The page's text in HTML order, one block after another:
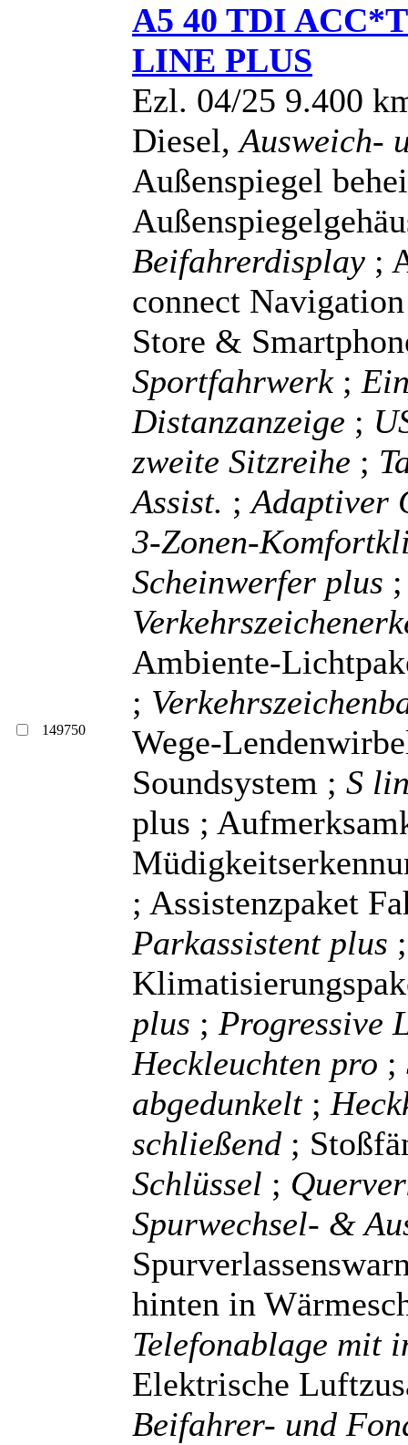
149750
A5 40 TDI
LINE PLUS
Ezl. 04/25 9.400
Diesel,Ausweich-
Außenspiegel
Beifahrerdisplay ;
connect
Store &
Sportfahrwerk ;
Distanzanzeige ;
zweite Sitzreihe ;
Assist. ;Adaptiver
3-Zonen-
Scheinwerfer plus
Ambiente-
;
Wege-
Soundsystem ; S
plus ;
; Assistenzpaket
Parkassistent plus
plus ; Progressive
Heckleuchten pro ;
abgedunkelt ;
schließend ;
Schlüssel ;
Spurwechsel- &
hinten in
Telefonablage mit
Elektrische
Beifahrer- und